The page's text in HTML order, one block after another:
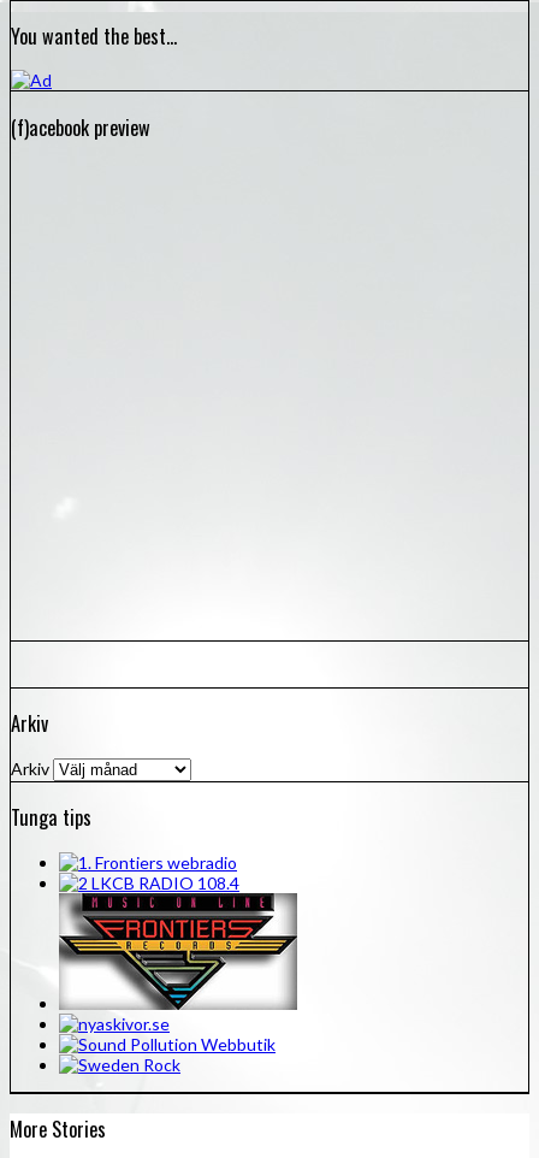
You wanted the best…
(f)acebook preview
Arkiv
Arkiv
Tunga tips
More Stories